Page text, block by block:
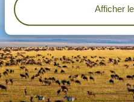
Afficher